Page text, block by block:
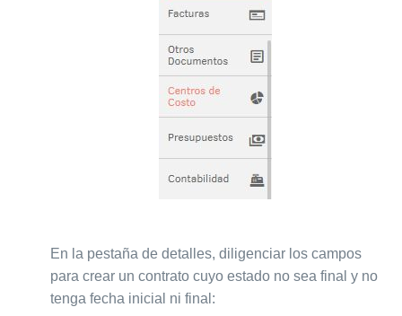
En la pestaña de detalles, diligenciar los campos
para crear un contrato cuyo estado no sea final y no
tenga fecha inicial ni final: